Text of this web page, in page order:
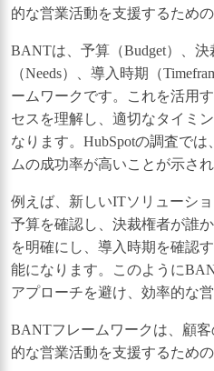
的な営業活動を支援するため
BANTは、予算（Budget）、
（Needs）、導入時期（
ームワークです。これを活用
セスを理解し、適切なタイミ
なります。HubSpotの調査で
ムの成功率が高いことが示され
例えば、新しいITソリューシ
予算を確認し、決裁権者が誰
を明確にし、導入時期を確認
能になります。このように
アプローチを避け、効率的な
BANTフレームワークは、顧
的な営業活動を支援するため